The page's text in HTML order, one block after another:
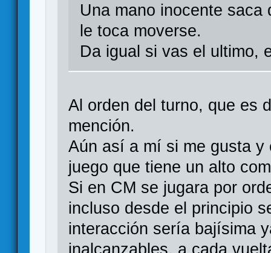
Una mano inocente saca
le toca moverse.
Da igual si vas el ultimo,
Al orden del turno, que es
mención.
Aún así a mí si me gusta
juego que tiene un alto
Si en CM se jugara por
incluso desde el principio
interacción sería bajísima
inalcanzables, a cada